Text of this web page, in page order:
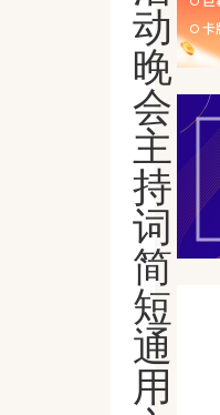
动
晚
会
主
持
词
简
短
通
用